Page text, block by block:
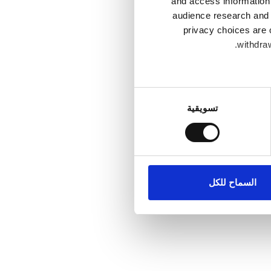
audience research
privacy choices are
Collect
Find out
الاجتماعية وشركاء
أخرى يحصلون عليها من
تسويقية
السماح للكل